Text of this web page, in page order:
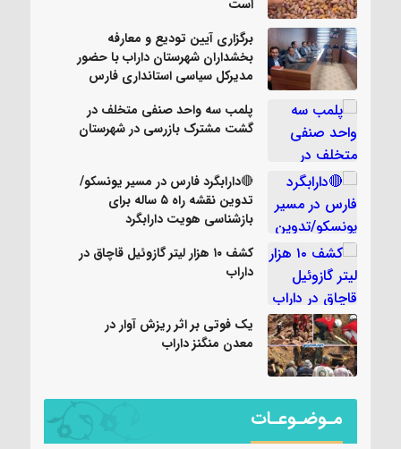
است
برگزاری آیین تودیع و معارفه
بخشداران شهرستان داراب با حضور
مدیرکل سیاسی استانداری فارس
پلمب سه واحد صنفی متخلف در
گشت مشترک بازرسی در شهرستان
🔴دارابگرد فارس در مسیر یونسکو/
تدوین نقشه راه ۵ ساله برای
بازشناسی هویت دارابگرد
کشف ۱۰ هزار لیتر گازوئیل قاچاق در
داراب
یک فوتی بر اثر ریزش آوار در
معدن منگنز داراب
مـوضـوعـات